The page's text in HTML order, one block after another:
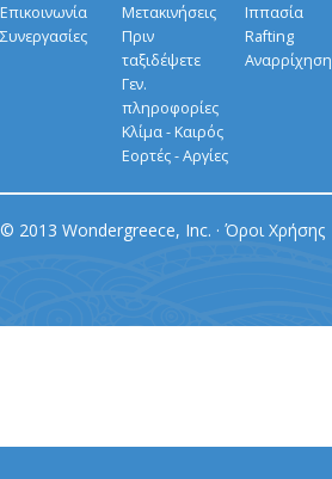
Επικοινωνία
Συνεργασίες
Μετακινήσεις
Πριν
ταξιδέψετε
Γεν.
πληροφορίες
Κλίμα - Καιρός
Εορτές - Αργίες
Ιππασία
Rafting
Αναρρίχηση
© 2013 Wondergreece, Inc. · Όροι Χρήσης